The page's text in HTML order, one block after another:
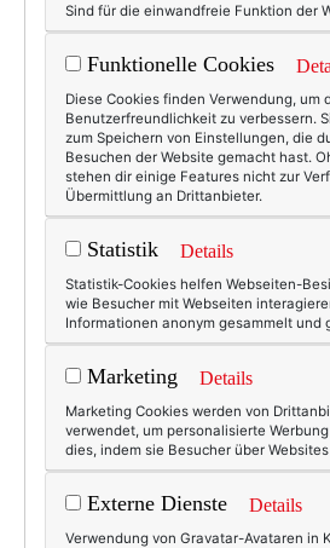
Sind für die einwandfreie Funktion der
Funktionelle Cookies
Diese Cookies finden Verwendung, um
Benutzerfreundlichkeit zu verbessern.
zum Speichern von Einstellungen, die
Besuchen der Website gemacht hast.
stehen dir einige Features nicht zur
Übermittlung an Drittanbieter.
Statistik Details
Statistik-Cookies helfen Webseiten-
wie Besucher mit Webseiten
Informationen anonym gesammelt und
Marketing Details
Marketing Cookies werden von
verwendet, um personalisierte
dies, indem sie Besucher über
Externe Dienste Details
Verwendung von Gravatar-Avataren in